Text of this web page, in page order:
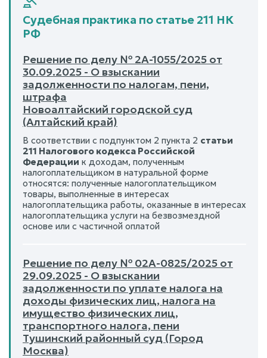
Судебная практика по статье 211 НК
РФ
Решение по делу № 2А-1055/2025 от
30.09.2025 - О взыскании
задолженности по налогам, пени,
штрафа
Новоалтайский городской суд
(Алтайский край)
В соответствии с подпунктом 2 пункта 2 статьи
211 Налогового кодекса Российской
Федерации к доходам, полученным
налогоплательщиком в натуральной форме
относятся: полученные налогоплательщиком
товары, выполненные в интересах
налогоплательщика работы, оказанные в интересах
налогоплательщика услуги на безвозмездной
основе или с частичной оплатой
Решение по делу № 02А-0825/2025 от
29.09.2025 - О взыскании
задолженности по уплате налога на
доходы физических лиц, налога на
имущество физических лиц,
транспортного налога, пени
Тушинский районный суд (Город
Москва)